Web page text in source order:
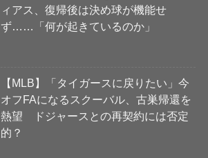
ィアス、復帰後は決め球が機能せ
ず……「何が起きているのか」
【MLB】「タイガースに戻りたい」今
オフFAになるスクーバル、古巣帰還を
熱望 ドジャースとの再契約には否定
的？